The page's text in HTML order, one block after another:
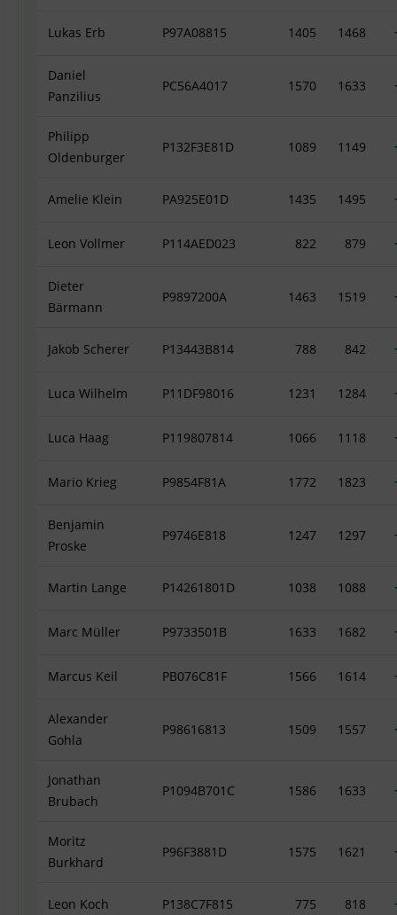
Lukas Erb P97A08815 1405 1468
Daniel
Panzilius
PC56A4017 1570 1633
Philipp
Oldenburger
P132F3E81D 1089 1149
Amelie Klein PA925E01D 1435 1495
Leon Vollmer P114AED023 822 879
Dieter
Bärmann
P9897200A 1463 1519
Jakob Scherer P13443B814 788 842
Luca Wilhelm P11DF98016 1231 1284
Luca Haag P119807814 1066 1118
Mario Krieg P9854F81A 1772 1823
Benjamin
Proske
P9746E818 1247 1297
Martin Lange P14261801D 1038 1088
Marc Müller P9733501B 1633 1682
Marcus Keil PB076C81F 1566 1614
Alexander
Gohla
P98616813 1509 1557
Jonathan
Brubach
P1094B701C 1586 1633
Moritz
Burkhard
P96F3881D 1575 1621
Leon Koch P138C7F815 775 818